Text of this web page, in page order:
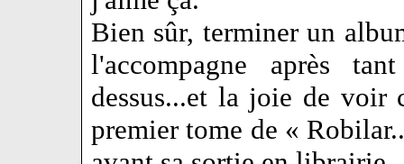
Bien sûr, terminer un
l'accompagne après
dessus...et la joie de voir
premier tome de «